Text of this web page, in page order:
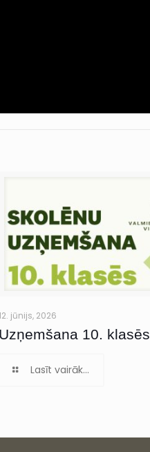
jūnijs, 2026
Uzņemšana 10. klasēs
Lasīt vairāk...